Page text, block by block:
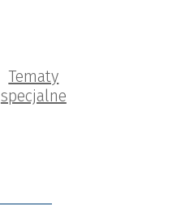
Tematy
specjalne